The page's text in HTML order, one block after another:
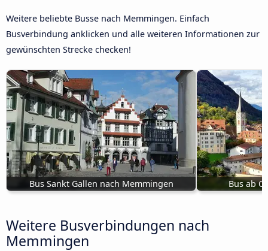
Weitere beliebte Busse nach Memmingen. Einfach
Busverbindung anklicken und alle weiteren Informationen zur
gewünschten Strecke checken!
Bus Sankt Gallen nach Memmingen Bus ab
Weitere Busverbindungen nach
Memmingen